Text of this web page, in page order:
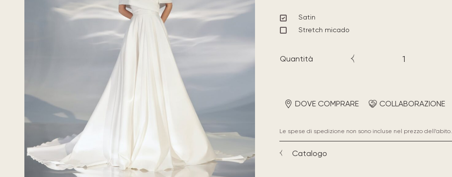
Satin
Stretch micado
Quantità
DOVE COMPRARE COLLABORAZIONE
Le spese di spedizione non sono incluse nel prezzo dell’abito.
Catalogo